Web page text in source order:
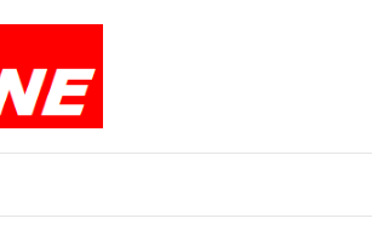
ルリペアテッ